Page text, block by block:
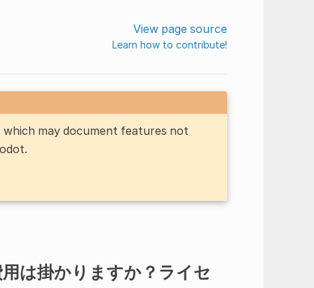
View page source
Learn how to contribute!
may document features not
は掛かりますか？ライセ